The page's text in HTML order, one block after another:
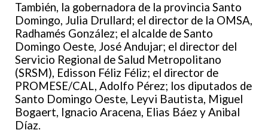
También, la gobernadora de la provincia Santo
Domingo, Julia Drullard; el director de la OMSA,
Radhamés González; el alcalde de Santo
Domingo Oeste, José Andujar; el director del
Servicio Regional de Salud Metropolitano
(SRSM), Edisson Féliz Féliz; el director de
PROMESE/CAL, Adolfo Pérez; los diputados de
Santo Domingo Oeste, Leyvi Bautista, Miguel
Bogaert, Ignacio Aracena, Elias Báez y Anibal
Díaz.